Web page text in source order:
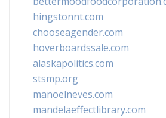
hingstonnt.com
chooseagender.com
hoverboardssale.com
alaskapolitics.com
stsmp.org
manoelneves.com
mandelaeffectlibrary.com